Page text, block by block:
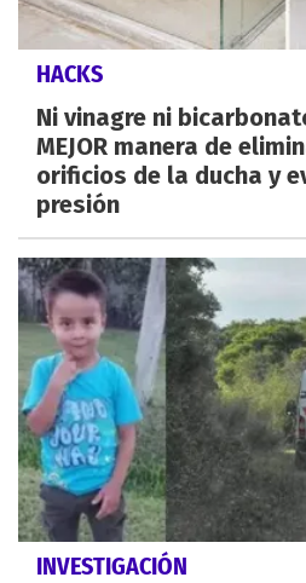
HACKS
Ni vinagre ni
MEJOR manera de
orificios de la ducha y
presión
INVESTIGACIÓN